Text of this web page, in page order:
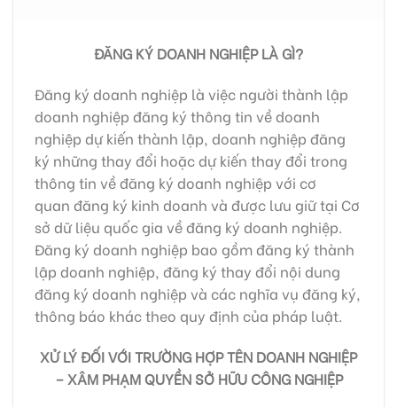
ĐĂNG KÝ DOANH NGHIỆP LÀ GÌ?
Đăng ký doanh nghiệp là việc người thành lập
doanh nghiệp đăng ký thông tin về doanh
nghiệp dự kiến thành lập, doanh nghiệp đăng
ký những thay đổi hoặc dự kiến thay đổi trong
thông tin về đăng ký doanh nghiệp với cơ
quan đăng ký kinh doanh và được lưu giữ tại Cơ
sở dữ liệu quốc gia về đăng ký doanh nghiệp.
Đăng ký doanh nghiệp bao gồm đăng ký thành
lập doanh nghiệp, đăng ký thay đổi nội dung
đăng ký doanh nghiệp và các nghĩa vụ đăng ký,
thông báo khác theo quy định của pháp luật.
XỬ LÝ ĐỐI VỚI TRƯỜNG HỢP TÊN DOANH NGHIỆP
– XÂM PHẠM QUYỀN SỞ HỮU CÔNG NGHIỆP